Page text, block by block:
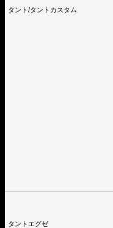
タント/タントカスタム
タントエグゼ